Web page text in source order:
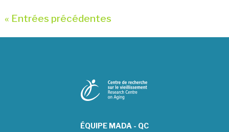
« Entrées précédentes
ÉQUIPE MADA - QC